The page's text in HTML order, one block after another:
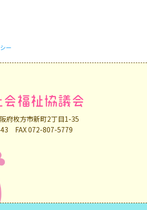
ー
福祉協議会
府枚方市新町2丁目1-35
FAX 072-807-5779